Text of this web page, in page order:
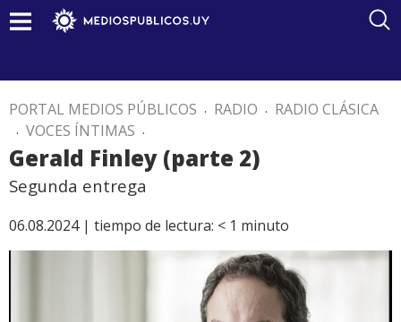
PORTAL MEDIOS PÚBLICOS . RADIO . RADIO CLÁSICA
. VOCES ÍNTIMAS .
Gerald Finley (parte 2)
Segunda entrega
06.08.2024 | tiempo de lectura: < 1 minuto